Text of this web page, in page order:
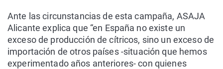
Ante las circunstancias de esta campaña, ASAJA
Alicante explica que “en España no existe un
exceso de producción de cítricos, sino un exceso de
importación de otros países -situación que hemos
experimentado años anteriores- con quienes